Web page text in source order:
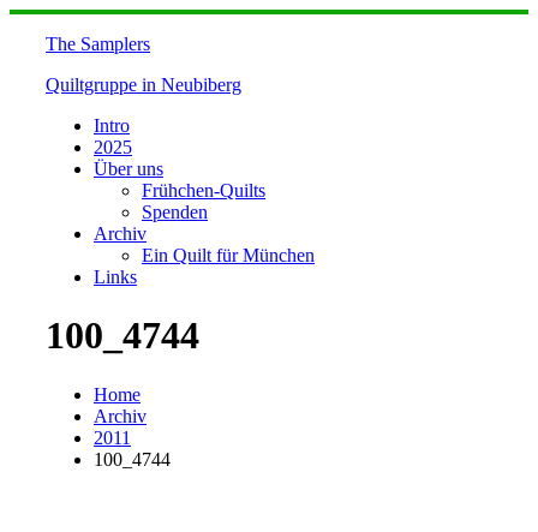
Skip
The Samplers
Quiltgruppe in Neubiberg
Intro
2025
Über uns
Frühchen-Quilts
Spenden
Archiv
Ein Quilt für München
Links
100_4744
Home
Archiv
2011
100_4744